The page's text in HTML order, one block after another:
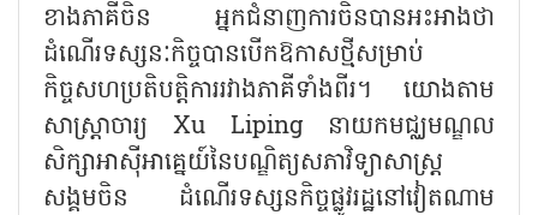
ខាងភាគីចិន អ្នកជំនាញការចិនបានអះអាងថា
ដំណើរទស្សនៈកិច្ចបានបើកឱកាសថ្មីសម្រាប់
កិច្ចសហប្រតិបត្តិការរវាងភាគីទាំងពីរ។ យោងតាម
សាស្ត្រាចារ្យ Xu Liping នាយកមជ្ឈមណ្ឌល
សិក្សាអាស៊ីអាគ្នេយ៍នៃបណ្ឌិត្យសភាវិទ្យាសាស្ត្រ
សង្គមចិន ដំណើរទស្សនកិច្ចផ្លូវរដ្ឋនៅវៀតណាម